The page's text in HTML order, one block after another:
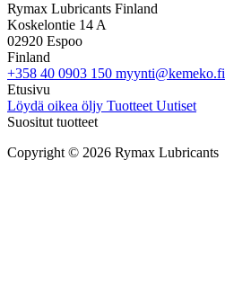
Rymax Lubricants Finland
Koskelontie 14 A
02920 Espoo
Finland
+358 40 0903 150 myynti@kemeko.fi
Etusivu
Löydä oikea öljy Tuotteet Uutiset
Suositut tuotteet
Copyright © 2026 Rymax Lubricants